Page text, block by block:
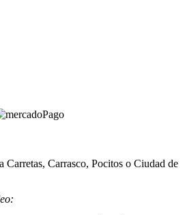
Carretas, Carrasco, Pocitos o Ciudad de